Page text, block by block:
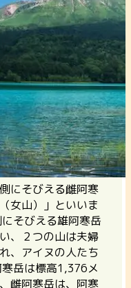
にそびえる雌阿寒
女山）」といいま
そびえる雄阿寒岳
、２つの山は夫婦
、アイヌの人たち
岳は標高1,376メ
雌阿寒岳は、阿寒